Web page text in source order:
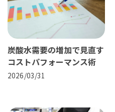
炭酸水需要の増加で見直す
コストパフォーマンス術
2026/03/31